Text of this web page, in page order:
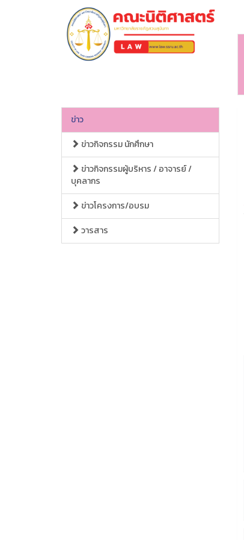
ข่าว
ข่าวกิจกรรม นักศึกษา
ข่าวกิจกรรมผู้บริหาร / อาจารย์ /
บุคลากร
ข่าวโครงการ/อบรม
วารสาร